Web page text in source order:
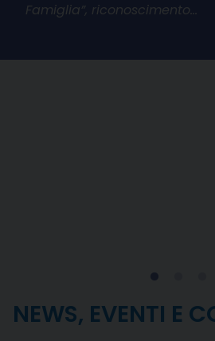
Famiglia”, riconoscimento…
NEWS, EVENTI E